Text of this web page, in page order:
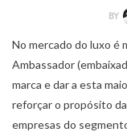
BY
No mercado do luxo é
Ambassador
marca e dar a esta
reforçar o propósito
empresas do